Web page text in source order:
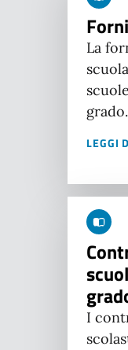
La
grado.
LEGGI
I